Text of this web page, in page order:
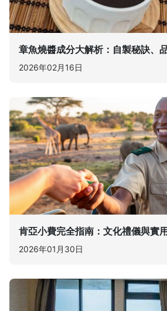
章魚燒醬成分大解析：自製秘訣、
2026年02月16日
肯亞小費完全指南：文化禮儀與實
2026年01月30日